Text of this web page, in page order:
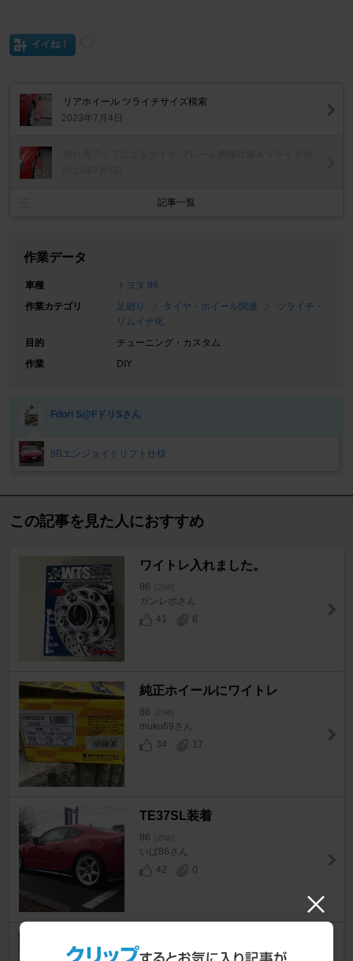
イイね！
リアホイール ツライチサイズ模索
2023年7月4日
記事一覧
作業データ
車種
トヨタ 86
作業カテゴリ
足廻り タイヤ・ホイール関連
ツライチ・
リムイチ化
目的
チューニング・カスタム
作業
DIY
Fdori S@FドリSさん
8Bエンジョイドリフト仕様
この記事を見た人におすすめ
ワイトレ入れました。
86 [ZN6]
ガンレボさん
41
8
純正ホイールにワイトレ
86 [ZN6]
muku69さん
34
17
TE37SL装着
86 [ZN6]
いば86さん
42
0